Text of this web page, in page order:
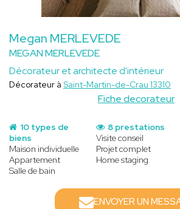
Megan MERLEVEDE
MEGAN MERLEVEDE
Décorateur et architecte d'intérieur
Fiche decorateur
Décorateur à Saint-Martin-de-Crau 13310
10 types de
biens
Maison individuelle
Appartement
Salle de bain
8 prestations
Visite conseil
Projet complet
Home staging
ENVOYER UN